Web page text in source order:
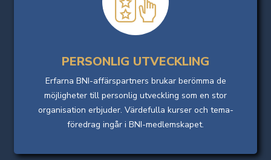
PERSONLIG UTVECKLING
Erfarna BNI-affärspartners brukar berömma de
möjligheter till personlig utveckling som en stor
organisation erbjuder. Värdefulla kurser och tema-
föredrag ingår i BNI-medlemskapet.